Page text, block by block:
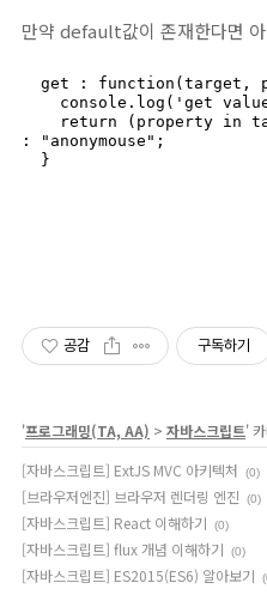
만약 default값이 존재한다면
: "anonymouse";
  }
공감 구독하기
'프로그래밍(TA, AA) > 자바스크립트'
[자바스크립트] ExtJS MVC 아키텍처
(0)
[브라우저엔진] 브라우저 렌더링 엔진 (0)
[자바스크립트] React 이해하기 (0)
[자바스크립트] flux 개념 이해하기 (0)
[자바스크립트] ES2015(ES6) 알아보기